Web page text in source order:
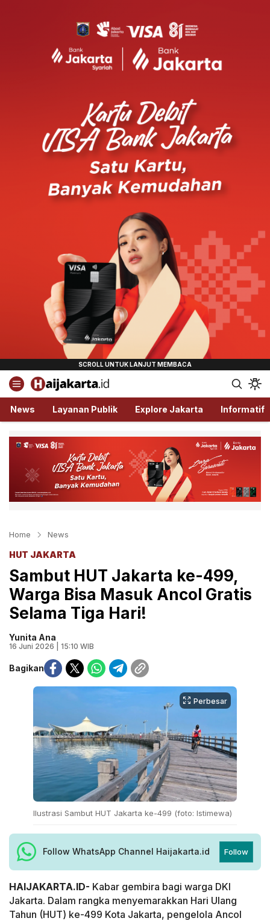
Haijakarta.id
Semua Tentang Jakarta Ada Disini!
News Layanan Publik Explore Jakarta Informatif
Home News
HUT JAKARTA
Sambut HUT Jakarta ke-499,
Warga Bisa Masuk Ancol Gratis
Selama Tiga Hari!
Yunita Ana
16 Juni 2026 | 15:10 WIB
Bagikan
Perbesar
Ilustrasi Sambut HUT Jakarta ke-499 (foto: Istimewa)
Follow WhatsApp Channel Haijakarta.id Follow
HAIJAKARTA.ID- Kabar gembira bagi warga DKI
Jakarta. Dalam rangka menyemarakkan Hari Ulang
Tahun (HUT) ke-499 Kota Jakarta, pengelola Ancol